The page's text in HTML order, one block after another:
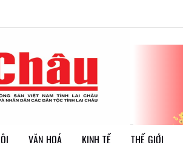
VĂN HOÁ KINH TẾ THẾ GIỚI